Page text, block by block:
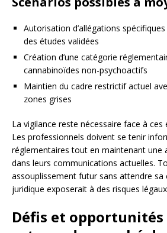
Autorisation d’allégations
des études validées
Création d’une catégorie
cannabinoïdes non-psychoactifs
Maintien du cadre restrictif actuel
zones grises
La vigilance reste nécessaire face à
Les professionnels doivent se tenir
réglementaires tout en maintenant une
dans leurs communications actuelles.
assouplissement futur sans attendre sa
juridique exposerait à des risques
Défis et opportunités